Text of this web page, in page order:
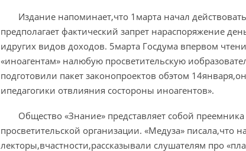
Издание напоминает,что 1марта начал
предполагает фактический запрет нараспоряжение
идругих видов доходов. 5марта Госдума впервом
«иноагентам» налюбую просветительскую
подготовили пакет законопроектов обэтом
ипедагогики отвлияния состороны иноагентов».
Общество «Знание» представляет собой
просветительской организации. «Медуза» писала,что
лекторы,вчастности,рассказывали слушателям про